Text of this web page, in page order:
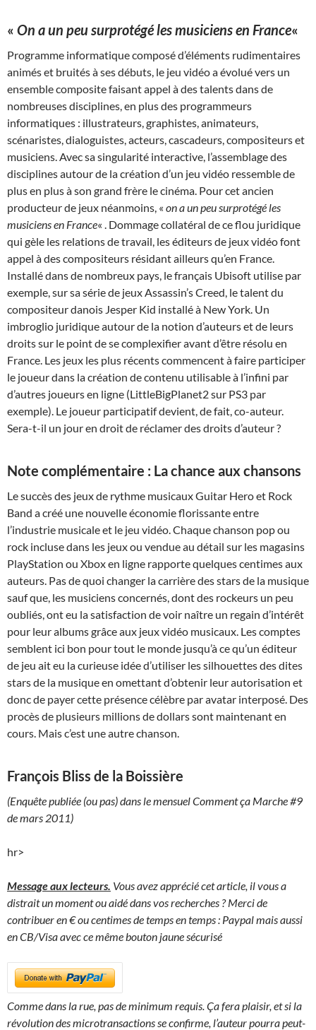
« On a un peu surprotégé les musiciens en France«
Programme informatique composé d’éléments rudimentaires
animés et bruités à ses débuts, le jeu vidéo a évolué vers un
ensemble composite faisant appel à des talents dans de
nombreuses disciplines, en plus des programmeurs
informatiques : illustrateurs, graphistes, animateurs,
scénaristes, dialoguistes, acteurs, cascadeurs, compositeurs et
musiciens. Avec sa singularité interactive, l’assemblage des
disciplines autour de la création d’un jeu vidéo ressemble de
plus en plus à son grand frère le cinéma. Pour cet ancien
producteur de jeux néanmoins, « on a un peu surprotégé les
musiciens en France« . Dommage collatéral de ce flou juridique
qui gèle les relations de travail, les éditeurs de jeux vidéo font
appel à des compositeurs résidant ailleurs qu’en France.
Installé dans de nombreux pays, le français Ubisoft utilise par
exemple, sur sa série de jeux Assassin’s Creed, le talent du
compositeur danois Jesper Kid installé à New York. Un
imbroglio juridique autour de la notion d’auteurs et de leurs
droits sur le point de se complexifier avant d’être résolu en
France. Les jeux les plus récents commencent à faire participer
le joueur dans la création de contenu utilisable à l’infini par
d’autres joueurs en ligne (LittleBigPlanet2 sur PS3 par
exemple). Le joueur participatif devient, de fait, co-auteur.
Sera-t-il un jour en droit de réclamer des droits d’auteur ?
Note complémentaire : La chance aux chansons
Le succès des jeux de rythme musicaux Guitar Hero et Rock
Band a créé une nouvelle économie florissante entre
l’industrie musicale et le jeu vidéo. Chaque chanson pop ou
rock incluse dans les jeux ou vendue au détail sur les magasins
PlayStation ou Xbox en ligne rapporte quelques centimes aux
auteurs. Pas de quoi changer la carrière des stars de la musique
sauf que, les musiciens concernés, dont des rockeurs un peu
oubliés, ont eu la satisfaction de voir naître un regain d’intérêt
pour leur albums grâce aux jeux vidéo musicaux. Les comptes
semblent ici bon pour tout le monde jusqu’à ce qu’un éditeur
de jeu ait eu la curieuse idée d’utiliser les silhouettes des dites
stars de la musique en omettant d’obtenir leur autorisation et
donc de payer cette présence célèbre par avatar interposé. Des
procès de plusieurs millions de dollars sont maintenant en
cours. Mais c’est une autre chanson.
François Bliss de la Boissière
(Enquête publiée (ou pas) dans le mensuel Comment ça Marche #9
de mars 2011)
hr>
Message aux lecteurs. Vous avez apprécié cet article, il vous a
distrait un moment ou aidé dans vos recherches ? Merci de
contribuer en € ou centimes de temps en temps : Paypal mais aussi
en CB/Visa avec ce même bouton jaune sécurisé
Comme dans la rue, pas de minimum requis. Ça fera plaisir, et si la
révolution des microtransactions se confirme, l’auteur pourra peut-